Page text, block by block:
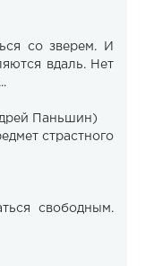
со зверем. И
вдаль. Нет
Паньшин)
страстного
свободным.